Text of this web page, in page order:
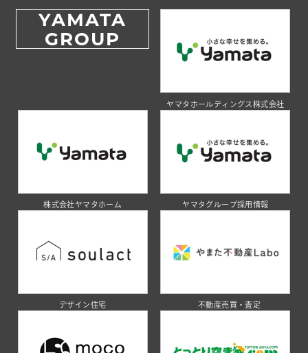
YAMATA
GROUP
ヤマタホールディングス株式会社
株式会社ヤマタホーム ヤマタグループ採用情報
デザイン住宅 不動産売買・査定